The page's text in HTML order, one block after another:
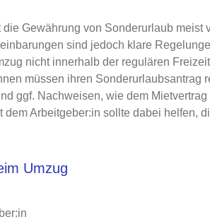
Gewährung von Sonderurlaub meist
sind jedoch klare
nicht innerhalb der regulären
müssen ihren Sonderurlaubsantrag
ggf. Nachweisen, wie dem Mietvertrag
Arbeitgeber:in sollte dabei helfen,
Umzug